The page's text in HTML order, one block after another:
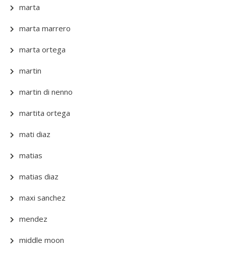
marta
marta marrero
marta ortega
martin
martin di nenno
martita ortega
mati diaz
matias
matias diaz
maxi sanchez
mendez
middle moon